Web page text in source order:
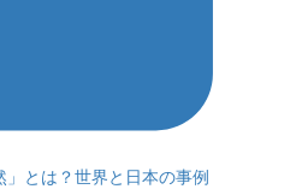
とは？世界と日本の事例